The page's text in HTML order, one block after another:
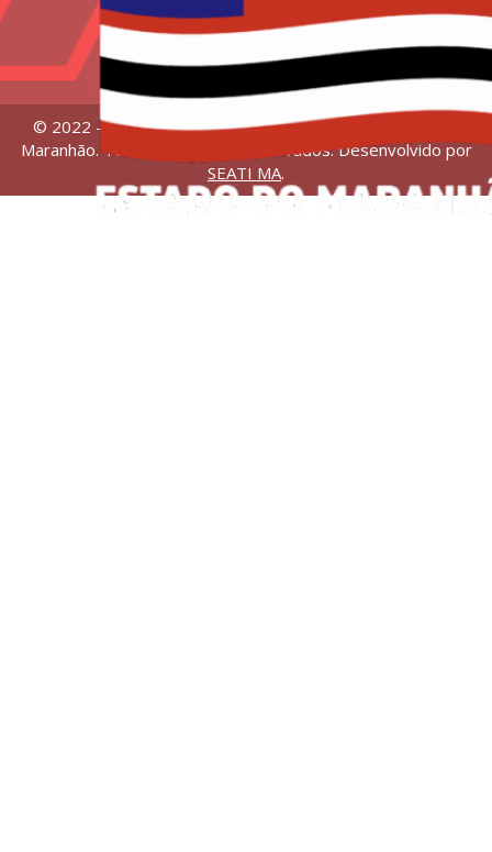
© 2022 – Universidade Estadual da Região Tocantina do
Maranhão. Todos os direitos reservados. Desenvolvido por
SEATI MA.